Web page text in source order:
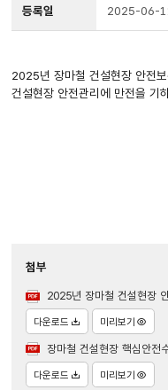
등록일 2025-06-
2025년 장마철 건설현장 안전
건설현장 안전관리에 만전을 기
첨부
2025년 장마철 건설현장
다운로드 미리보기
장마철 건설현장 핵심안전
다운로드 미리보기